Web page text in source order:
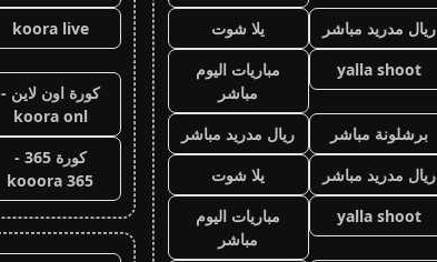
ريال مدريد مباشر
يلا شوت
yalla shoot
مباريات اليوم
مباشر
برشلونة مباشر
ريال مدريد مباشر
ريال مدريد مباشر
يلا شوت
yalla shoot
مباريات اليوم
مباشر
koora live
كورة اون لاين -
koora onl
كورة 365 -
kooora 365